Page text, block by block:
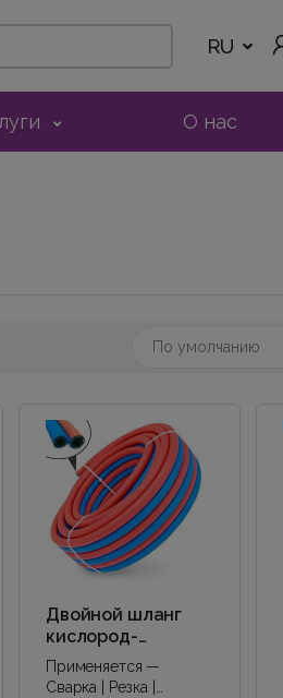
RU
О нас
По умолчанию
Двойной шланг
кислород-
ацетилен, ø
8/16+8/16 мм
Применяется —
Сварка | Резка |